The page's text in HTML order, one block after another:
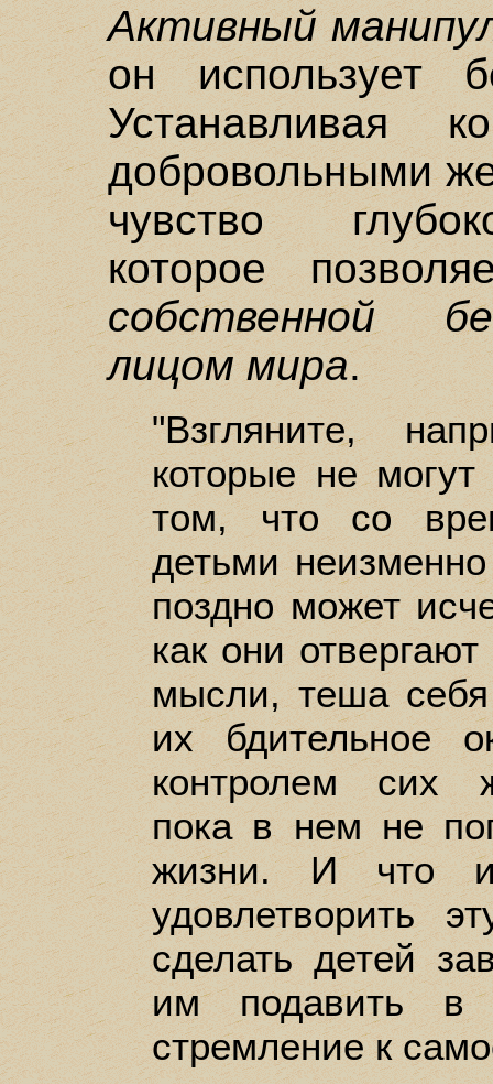
Активный
он использует
Устанавливая
добровольными
чувство
которое
собственной
лицом мира.
"Взгляните,
которые не
том, что со
детьми
поздно может
как они
мысли, теша
их бдительное
контролем сих
пока в нем не
жизни. И что
удовлетворить
сделать детей
им подавить в
стремление к